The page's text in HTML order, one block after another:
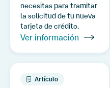
necesitas para tramitar
la solicitud de tu nueva
tarjeta de crédito.
Ver información
Artículo